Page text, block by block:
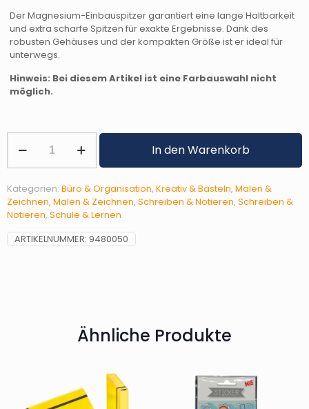
Der Magnesium-Einbauspitzer garantiert eine lange Haltbarkeit
und extra scharfe Spitzen für exakte Ergebnisse. Dank des
robusten Gehäuses und der kompakten Größe ist er ideal für
unterwegs.
Hinweis: Bei diesem Artikel ist eine Farbauswahl nicht
möglich.
elliptisch
doppelt
Menge
In den Warenkorb
Kategorien: Büro & Organisation, Kreativ & Basteln, Malen &
Zeichnen, Malen & Zeichnen, Schreiben & Notieren, Schreiben &
Notieren, Schule & Lernen
ARTIKELNUMMER: 9480050
Ähnliche Produkte